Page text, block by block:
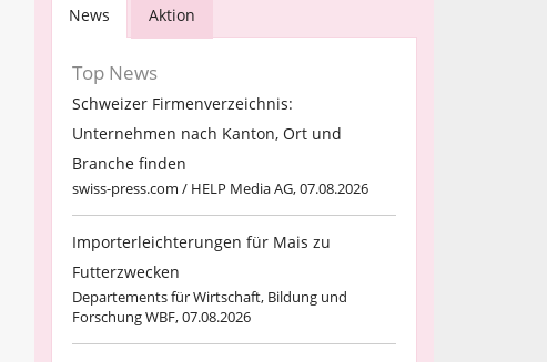
News Aktion
Top News
Schweizer Firmenverzeichnis:
Unternehmen nach Kanton, Ort und
Branche finden
swiss-press.com / HELP Media AG, 07.08.2026
Importerleichterungen für Mais zu
Futterzwecken
Departements für Wirtschaft, Bildung und
Forschung WBF, 07.08.2026